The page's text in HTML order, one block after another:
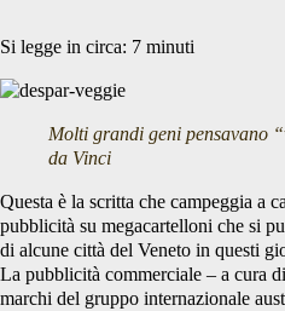
Si legge in circa: 7 minuti
Molti grandi geni pensavano
da Vinci
Questa è la scritta che campeggia a
pubblicità su megacartelloni che si
di alcune città del Veneto in questi
La pubblicità commerciale – a cura
marchi del gruppo internazionale